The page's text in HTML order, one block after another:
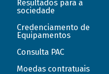
Resultados para a
sociedade
Credenciamento de
Equipamentos
Consulta PAC
Moedas contratuais